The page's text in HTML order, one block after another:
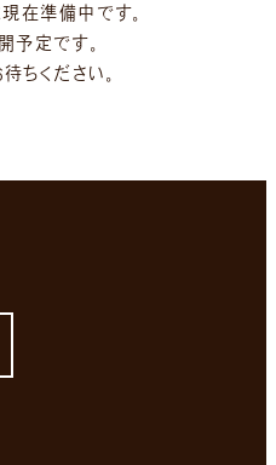
在準備中です。
予定です。
ちください。